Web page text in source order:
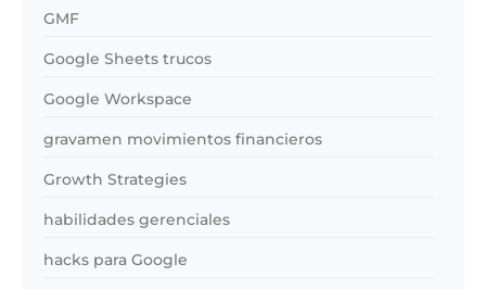
GMF
Google Sheets trucos
Google Workspace
gravamen movimientos financieros
Growth Strategies
habilidades gerenciales
hacks para Google